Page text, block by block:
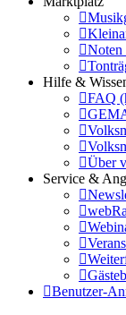
Noten
Hilfe &
FAQ
Über
Service &
Benutzer-